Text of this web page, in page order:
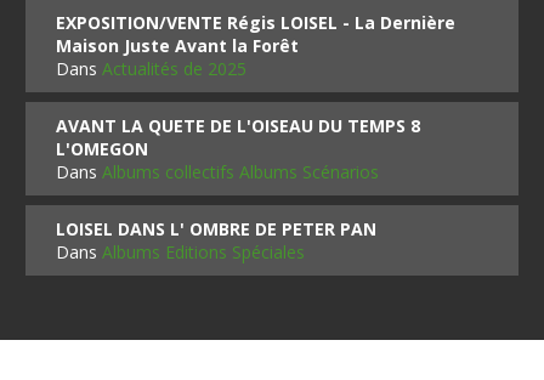
EXPOSITION/VENTE Régis LOISEL - La Dernière
Maison Juste Avant la Forêt
DansActualités de 2025
AVANT LA QUETE DE L'OISEAU DU TEMPS 8
L'OMEGON
DansAlbums collectifs Albums Scénarios
LOISEL DANS L' OMBRE DE PETER PAN
DansAlbums Editions Spéciales